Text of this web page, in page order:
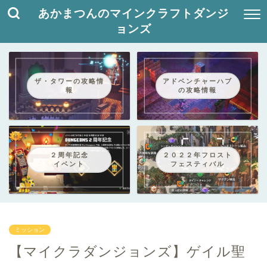
あかまつんのマインクラフトダンジ
ョンズ
ザ・タワーの攻略情
報
アドベンチャーハブ
の攻略情報
２周年記念
イベント
２０２２年フロスト
フェスティバル
ミッション
【マイクラダンジョンズ】ゲイル聖